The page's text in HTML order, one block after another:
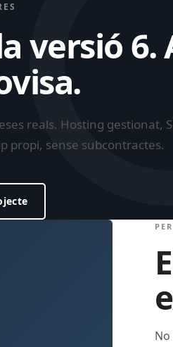
versió 6.
reals. Hosting gestionat,
propi, sense subcontractes.